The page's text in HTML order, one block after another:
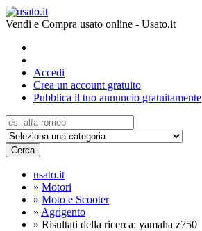
Vendi e Compra usato online - Usato.it
Accedi
Crea un account gratuito
Pubblica il tuo annuncio gratuitamente
Cerca
usato.it
» Motori
» Moto e Scooter
» Agrigento
» Risultati della ricerca: yamaha z750